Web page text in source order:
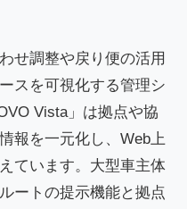
せ調整や戻り便の活用
スを可視化する管理シ
Vista」は拠点や協
報を一元化し、Web上
ています。大型車主体
ートの提示機能と拠点